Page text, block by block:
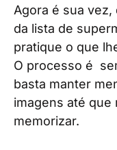
Agora é sua
da lista de
pratique o que
O processo é
basta manter
imagens até que
memorizar.